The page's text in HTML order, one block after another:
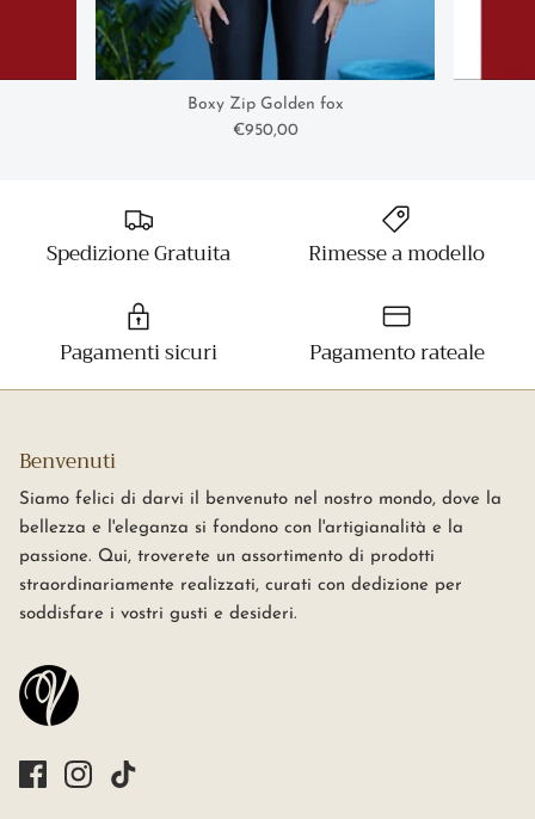
Boxy Zip Golden fox
€950,00
Spedizione Gratuita Rimesse a modello
Pagamenti sicuri Pagamento rateale
Benvenuti
Siamo felici di darvi il benvenuto nel nostro mondo, dove la
bellezza e l'eleganza si fondono con l'artigianalità e la
passione. Qui, troverete un assortimento di prodotti
straordinariamente realizzati, curati con dedizione per
soddisfare i vostri gusti e desideri.